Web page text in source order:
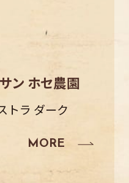
ン ホセ農園
トラ ダーク